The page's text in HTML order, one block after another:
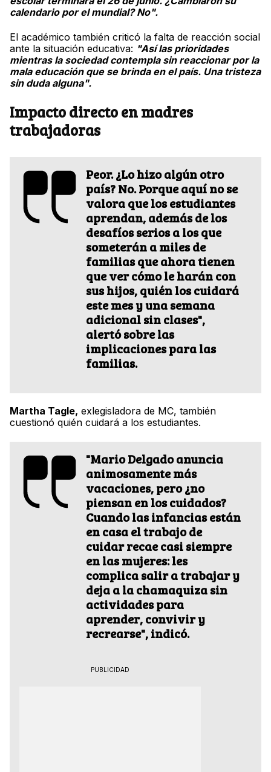
calendario por el mundial? No".
El académico también criticó la falta de reacción social
ante la situación educativa: "Así las prioridades
mientras la sociedad contempla sin reaccionar por la
mala educación que se brinda en el país. Una tristeza
sin duda alguna".
Impacto directo en madres
trabajadoras
Peor. ¿Lo hizo algún otro
país? No. Porque aquí no se
valora que los estudiantes
aprendan, además de los
desafíos serios a los que
someterán a miles de
familias que ahora tienen
que ver cómo le harán con
sus hijos, quién los cuidará
este mes y una semana
adicional sin clases",
alertó sobre las
implicaciones para las
familias.
Martha Tagle, exlegisladora de MC, también
cuestionó quién cuidará a los estudiantes.
"Mario Delgado anuncia
animosamente más
vacaciones, pero ¿no
piensan en los cuidados?
Cuando las infancias están
en casa el trabajo de
cuidar recae casi siempre
en las mujeres: les
complica salir a trabajar y
deja a la chamaquiza sin
actividades para
aprender, convivir y
recrearse", indicó.
PUBLICIDAD